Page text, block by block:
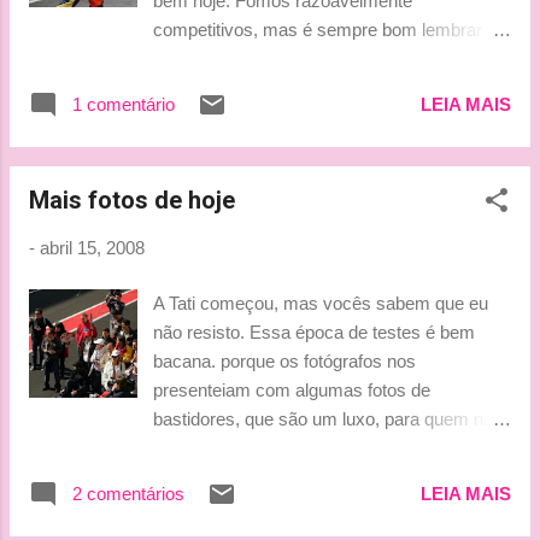
Ah!!!!!! De novo nãoooo!!...
competitivos, mas é sempre bom lembrar
Experimentamos algumas coisas novas no
setor aerodinâmico, o que foi bom, porque o
disso, conseguimos completar 119 voltas,
melhorou 870 milésimos se comparado aos
últimos treinos de pré-temporada em
Montmeló, quando o tempo foi de 1:21.454.
Além disso, estão dizendo que a melhora
pode ser um pouco maior quando o pacote
único carro. Humm... Será? (parte 2)
1 comentário LEIA MAIS
Mais fotos de hoje
- abril 15, 2008
A Tati começou, mas vocês sabem que eu
não resisto. Essa época de testes é bem
bacana. porque os fotógrafos nos
presenteiam com algumas fotos de
bastidores, que são um luxo, para quem não
Agora, vamos a seção, nossos caminhões:
"INVITED GUESTS ONLY" (Williams) Tudo
2 comentários LEIA MAIS